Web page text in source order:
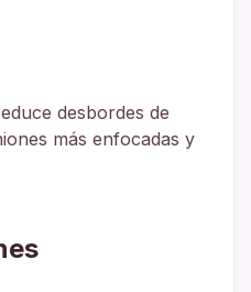
desbordes de
más enfocadas y